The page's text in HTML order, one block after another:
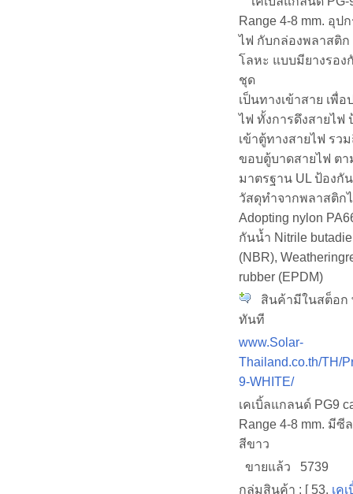
Range 4-8 mm. อุป
ไฟ กับกล่องพลาสติก
โลหะ แบบมียางรอง
ชุด
เป็นทางเข้าสาย เพื่
ไฟ ทั้งการดึงสายไฟ
เข้าตู้ทางสายไฟ รว
ขอบตู้บาดสายไฟ ตา
มาตรฐาน UL ป้องกั
วัสดุทำจากพลาสติก
Adopting nylon
กันน้ำ Nitrile
(NBR),
rubber (EPDM)
สินค้ามีในสต็อก
ทันที
www.Solar-
Thailand.co.th/TH/
9-WHITE/
เคเบิ้ลแกลนด์ PG9
Range 4-8 mm. มีซี
สีขาว
ขายแล้ว 5739
กลุ่มสินค้า : [ 53. เค